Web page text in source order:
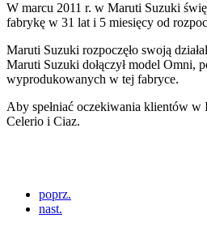
W marcu 2011 r. w Maruti Suzuki
fabrykę w 31 lat i 5 miesięcy od
Maruti Suzuki rozpoczęło swoją
Maruti Suzuki dołączył model Omni,
wyprodukowanych w tej fabryce.
Aby spełniać oczekiwania klientów
Celerio i Ciaz.
poprz.
nast.